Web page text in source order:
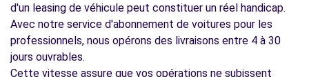
d'un leasing de véhicule peut constituer un réel handicap.
Avec notre service d'abonnement de voitures pour les
professionnels, nous opérons des livraisons entre 4 à 30
jours ouvrables.
Cette vitesse assure que vos opérations ne subissent